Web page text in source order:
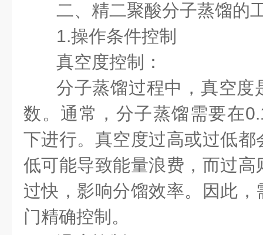
二、精二聚酸分子蒸馏的
1.操作条件控制
真空度控制：
分子蒸馏过程中，真空度
数。通常，分子蒸馏需要在
下进行。真空度过高或过低
低可能导致能量浪费，而过
过快，影响分馏效率。因此
门精确控制。